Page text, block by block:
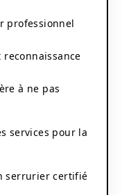
professionnel
à ne pas
services pour la
serrurier certifié